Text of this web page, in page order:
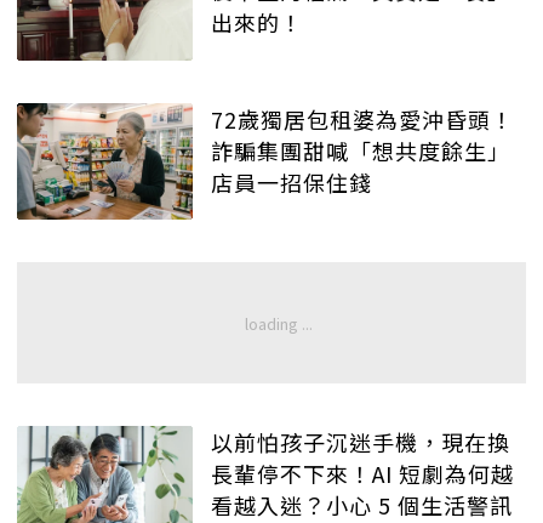
出來的！
72歲獨居包租婆為愛沖昏頭！
詐騙集團甜喊「想共度餘生」
店員一招保住錢
以前怕孩子沉迷手機，現在換
長輩停不下來！AI 短劇為何越
看越入迷？小心 5 個生活警訊